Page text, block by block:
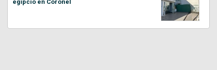
egipcio en Coronel